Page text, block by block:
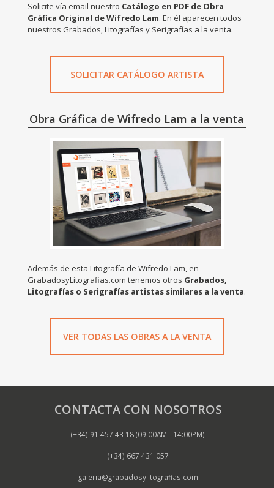
Solicite vía email nuestro Catálogo en PDF de Obra
Gráfica Original de Wifredo Lam. En él aparecen todos
nuestros Grabados, Litografías y Serigrafías a la venta.
SOLICITAR CATÁLOGO ARTISTA
Obra Gráfica de Wifredo Lam a la venta
Además de esta Litografía de Wifredo Lam, en
GrabadosyLitografias.com tenemos otros Grabados,
Litografías o Serigrafías artistas similares a la venta.
VER TODAS LAS OBRAS A LA VENTA
CONTACTA CON NOSOTROS
(+34) 91 457 43 18 (09:00AM - 14:00PM)
(+34) 667 431 057
galeria@grabadosylitografias.com